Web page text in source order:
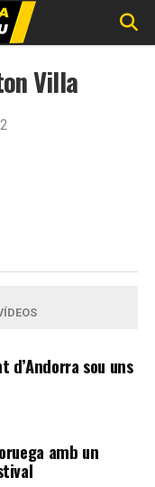
Villa
d’Andorra sou uns
amb un